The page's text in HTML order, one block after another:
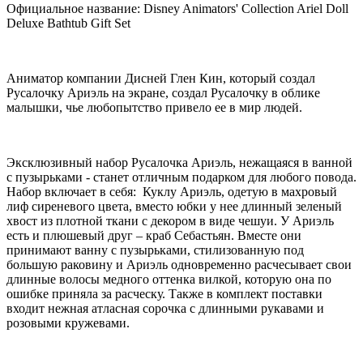
Официальное название: Disney Animators' Collection Ariel Doll
Deluxe Bathtub Gift Set
Аниматор компании Дисней Глен Кин, который создал
Русалочку Ариэль на экране, создал Русалочку в облике
малышки, чье любопытство привело ее в мир людей.
Эксклюзивный набор Русалочка Ариэль, нежащаяся в ванной
с пузырьками - станет отличным подарком для любого повода.
Набор включает в себя: Куклу Ариэль, одетую в махровый
лиф сиреневого цвета, вместо юбки у нее длинный зеленый
хвост из плотной ткани с декором в виде чешуи. У Ариэль
есть и плюшевый друг – краб Себастьян. Вместе они
принимают ванну с пузырьками, стилизованную под
большую раковину и Ариэль одновременно расчесывает свои
длинные волосы медного оттенка вилкой, которую она по
ошибке приняла за расческу. Также в комплект поставки
входит нежная атласная сорочка с длинными рукавами и
розовыми кружевами.